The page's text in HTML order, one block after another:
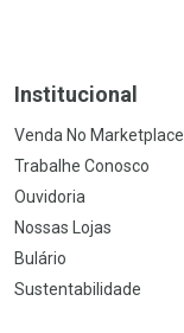
Institucional
Venda No Marketplace
Trabalhe Conosco
Ouvidoria
Nossas Lojas
Bulário
Sustentabilidade